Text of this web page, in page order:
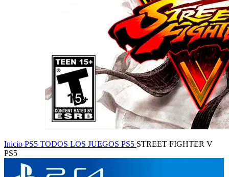
Inicio PS5 TODOS LOS JUEGOS PS5 STREET FIGHTER V
PS5